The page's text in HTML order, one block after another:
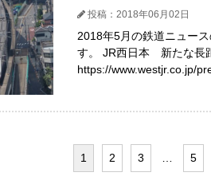
投稿：2018年06月02日
2018年5月の鉄道ニュー
す。 JR西日本 新たな長
https://www.westjr.co.jp/
1 2 3 5